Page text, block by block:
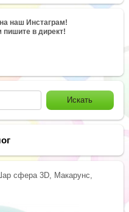
наш Инстаграм!
в директ!
сфера 3D, Макарунс,